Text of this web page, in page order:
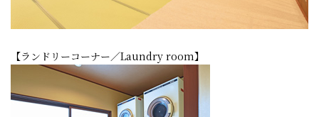
【ランドリーコーナー／Laundry room】